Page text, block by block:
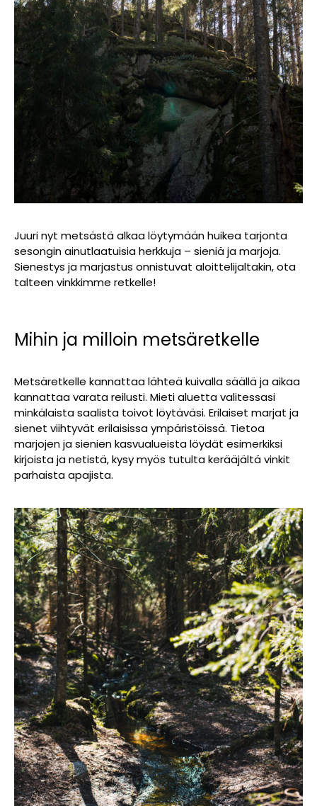
Juuri nyt metsästä alkaa löytymään huikea tarjonta
sesongin ainutlaatuisia herkkuja – sieniä ja marjoja.
Sienestys ja marjastus onnistuvat aloittelijaltakin, ota
talteen vinkkimme retkelle!
Mihin ja milloin metsäretkelle
Metsäretkelle kannattaa lähteä kuivalla säällä ja aikaa
kannattaa varata reilusti. Mieti aluetta valitessasi
minkälaista saalista toivot löytäväsi. Erilaiset marjat ja
sienet viihtyvät erilaisissa ympäristöissä. Tietoa
marjojen ja sienien kasvualueista löydät esimerkiksi
kirjoista ja netistä, kysy myös tutulta kerääjältä vinkit
parhaista apajista.